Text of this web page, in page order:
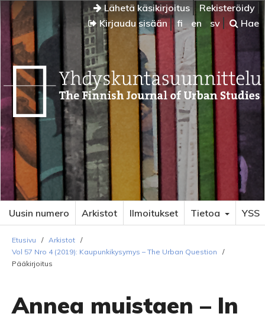
Lähetä käsikirjoitus
Rekisteröidy
Kirjaudu sisään
fi en sv Hae
Uusin numero Arkistot Ilmoitukset Tietoa YSS
Etusivu / Arkistot /
Vol 57 Nro 4 (2019): Kaupunkikysymys – The Urban Question
/
Pääkirjoitus
Annea muistaen – In